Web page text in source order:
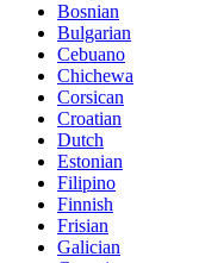
Bosnian
Bulgarian
Cebuano
Chichewa
Corsican
Croatian
Dutch
Estonian
Filipino
Finnish
Frisian
Galician